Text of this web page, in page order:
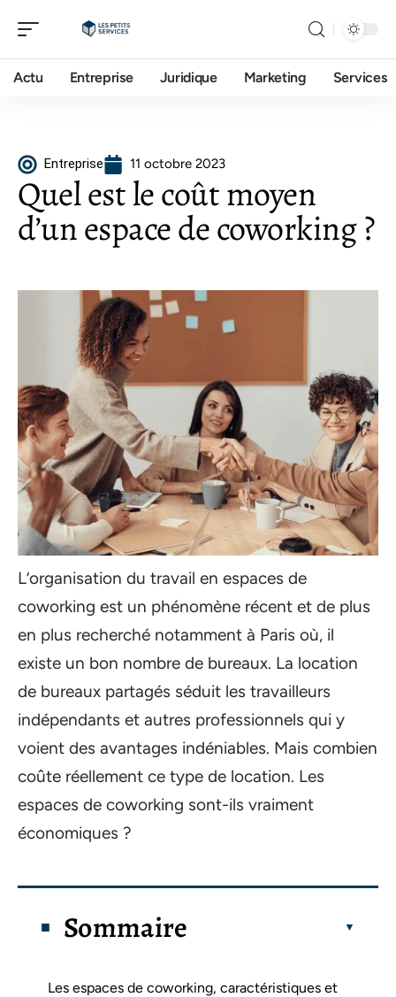
Actu Entreprise Juridique Marketing Services
Entreprise 11 octobre 2023
Quel est le coût moyen
d’un espace de coworking ?
L’organisation du travail en espaces de
coworking est un phénomène récent et de plus
en plus recherché notamment à Paris où, il
existe un bon nombre de bureaux. La location
de bureaux partagés séduit les travailleurs
indépendants et autres professionnels qui y
voient des avantages indéniables. Mais combien
coûte réellement ce type de location. Les
espaces de coworking sont-ils vraiment
économiques ?
Sommaire
Les espaces de coworking, caractéristiques et